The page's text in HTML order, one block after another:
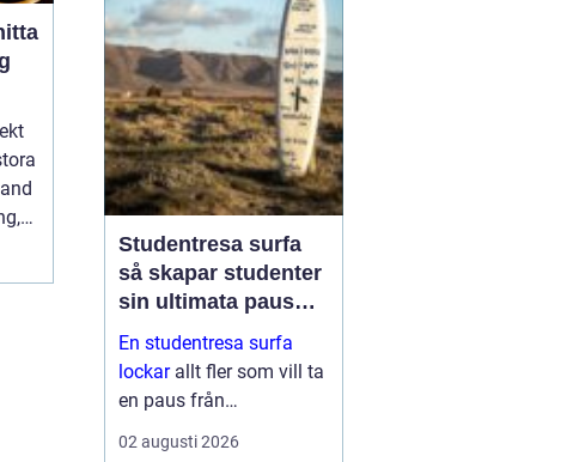
som Vännäs, där
vintrarna ofta är långa
och vägar...
Studentresa surfa
så skapar studenter
sin ultimata paus
från plugget
En studentresa surfa
lockarallt fler som vill ta
en paus från
föreläsningar, tentaplugg
02 augusti 2026